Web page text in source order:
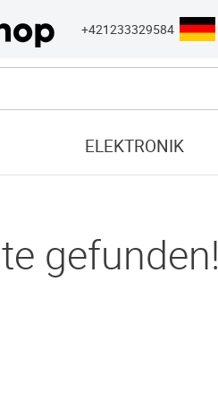
+421233329584
ELEKTRONIK
gefunden!